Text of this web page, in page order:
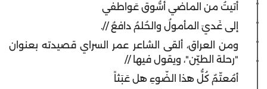
أتيتُ من الماضي أسُّوق عَواطفي
إلى غَديَ المأمولُ والحُلمُ دافعُ //.
ومن العراق، ألقى الشاعر عمر السراي قصيدته بعنوان
"رحلة الطيّن"، ويقول فيها //
أمُعتّمٌ كُلُّ هذا الضّوءِ هل عَبَثاً